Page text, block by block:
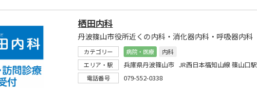
栖田内科
丹波篠山市役所近くの内科・消化器内科・呼吸器内科
カテゴリー 病院・医療
内科
エリア・駅
兵庫県丹波篠山市 JR西日本福知山線 篠山口駅
電話番号 079-552-0338